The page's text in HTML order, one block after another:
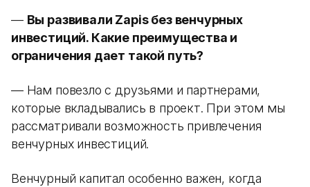
— Вы развивали Zapis без венчурных
инвестиций. Какие преимущества и
ограничения дает такой путь?
— Нам повезло с друзьями и партнерами,
которые вкладывались в проект. При этом мы
рассматривали возможность привлечения
венчурных инвестиций.
Венчурный капитал особенно важен, когда